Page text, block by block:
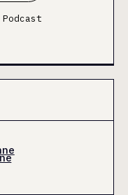
Podcast